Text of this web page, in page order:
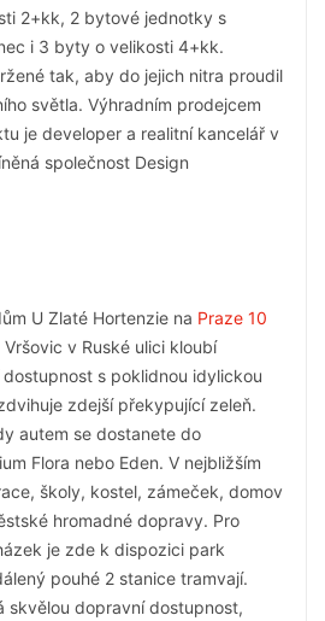
2+kk, 2 bytové jednotky s
i 3 byty o velikosti 4+kk.
tak, aby do jejich nitra proudil
světla. Výhradním prodejcem
je developer a realitní kancelář v
společnost Design
U Zlaté Hortenzie na Praze 10
v Ruské ulici kloubí
s poklidnou idylickou
zdejší překypující zeleň.
autem se dostanete do
Flora nebo Eden. V nejbližším
školy, kostel, zámeček, domov
hromadné dopravy. Pro
je zde k dispozici park
pouhé 2 stanice tramvají.
skvělou dopravní dostupnost,